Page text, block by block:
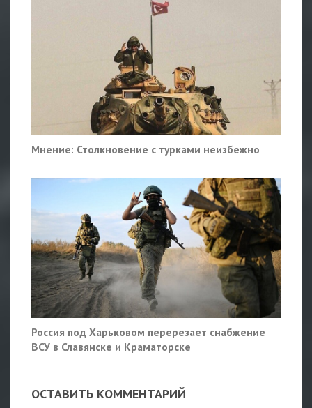
Мнение: Столкновение с турками неизбежно
Россия под Харьковом перерезает снабжение
ВСУ в Славянске и Краматорске
ОСТАВИТЬ КОММЕНТАРИЙ